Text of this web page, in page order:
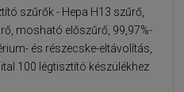
szűrők - Hepa H13 szűrő,
mosható előszűrő, 99,97%-
és részecske-eltávolítás,
100 légtisztító készülékhez